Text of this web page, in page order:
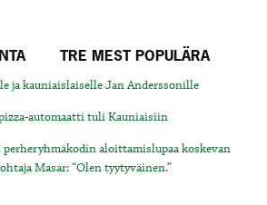
TRE MEST POPULÄRA
ja kauniaislaiselle Jan Anderssonille
automaatti tuli Kauniaisiin
aloittamislupaa koskevan
Masar: “Olen tyytyväinen.”